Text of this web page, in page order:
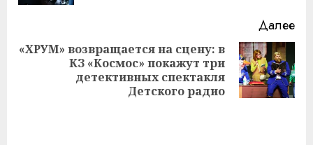
Далее
Следующая
«ХРУМ» возвращается на сцену: в
КЗ «Космос» покажут три
детективных спектакля
Детского радио